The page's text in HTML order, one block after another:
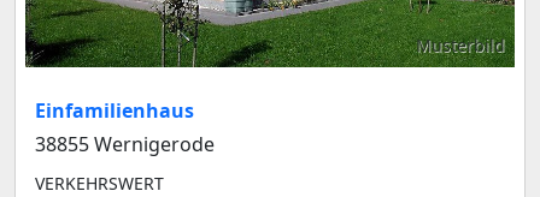
Musterbild
Einfamilienhaus
38855 Wernigerode
VERKEHRSWERT